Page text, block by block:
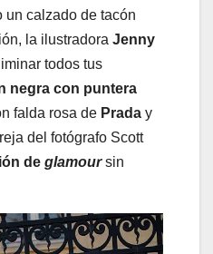
un calzado de tacón
la ilustradora Jenny
todos tus
negra con puntera
falda rosa de Prada y
del fotógrafo Scott
de glamour sin